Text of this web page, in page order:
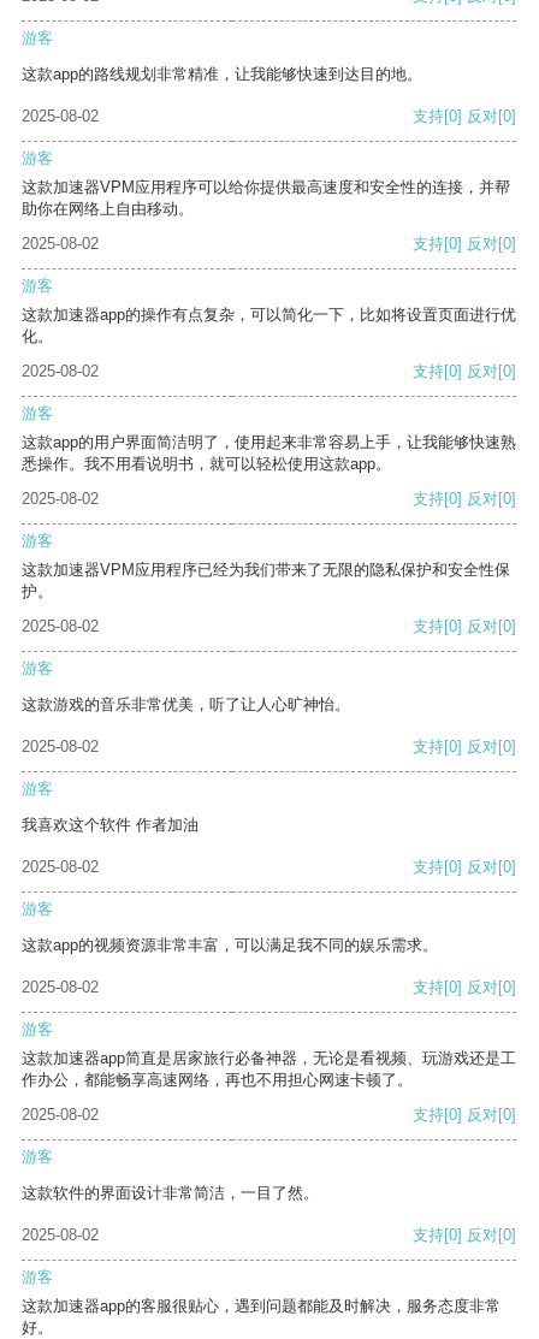
游客
这款app的路线规划非常精准，让我能够快速到达目的地。
2025-08-02 支持[0] 反对[0]
游客
这款加速器VPM应用程序可以给你提供最高速度和安全性的连接，并帮
助你在网络上自由移动。
2025-08-02
支持[0] 反对[0]
游客
这款加速器app的操作有点复杂，可以简化一下，比如将设置页面进行优
化。
2025-08-02
支持[0] 反对[0]
游客
这款app的用户界面简洁明了，使用起来非常容易上手，让我能够快速熟
悉操作。我不用看说明书，就可以轻松使用这款app。
2025-08-02
支持[0] 反对[0]
游客
这款加速器VPM应用程序已经为我们带来了无限的隐私保护和安全性保
护。
2025-08-02
支持[0] 反对[0]
游客
这款游戏的音乐非常优美，听了让人心旷神怡。
2025-08-02 支持[0] 反对[0]
游客
我喜欢这个软件 作者加油
2025-08-02 支持[0] 反对[0]
游客
这款app的视频资源非常丰富，可以满足我不同的娱乐需求。
2025-08-02 支持[0] 反对[0]
游客
这款加速器app简直是居家旅行必备神器，无论是看视频、玩游戏还是工
作办公，都能畅享高速网络，再也不用担心网速卡顿了。
2025-08-02
支持[0] 反对[0]
游客
这款软件的界面设计非常简洁，一目了然。
2025-08-02 支持[0] 反对[0]
游客
这款加速器app的客服很贴心，遇到问题都能及时解决，服务态度非常
好。